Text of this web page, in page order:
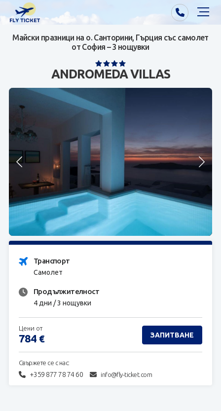
Почивки от Варна
Почивки от София/Пловдив/Бургас
Самолетни билети
Визи
Контакти
За нас
ЗАПИТВАНЕ
Майски празници на о. Санторини, Гърция със самолет
от София – 3 нощувки
ANDROMEDA VILLAS
Транспорт
Самолет
Продължителност
4 дни / 3 нощувки
Свържете се с нас:
+359 877 78 74 60 info@fly-ticket.com
Цени от
784 € ЗАПИТВАНЕ